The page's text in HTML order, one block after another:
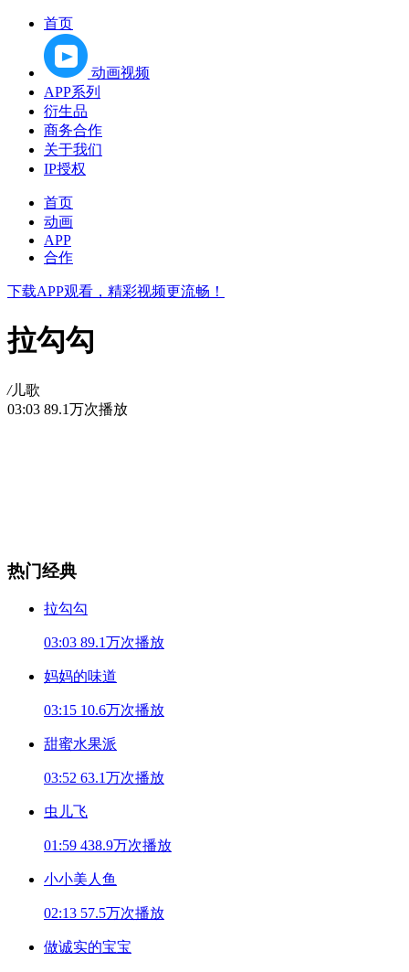
首页
动画视频
APP系列
衍生品
商务合作
关于我们
IP授权
首页
动画
APP
合作
下载APP观看，精彩视频更流畅！
拉勾勾
/儿歌
03:03 89.1万次播放
热门经典
拉勾勾
03:03 89.1万次播放
妈妈的味道
03:15 10.6万次播放
甜蜜水果派
03:52 63.1万次播放
虫儿飞
01:59 438.9万次播放
小小美人鱼
02:13 57.5万次播放
做诚实的宝宝